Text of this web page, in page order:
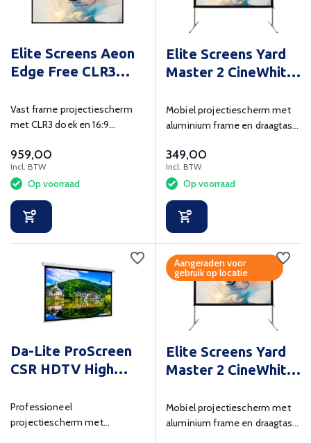
Elite Screens Aeon
Edge Free CLR3
Vast frame projectiescherm
met CLR3 doek en 16:9
959,00
Incl. BTW
Op voorraad
Elite Screens Yard
Master 2 CineWhite
Mobiel projectiescherm met
aluminium frame en draagtas,
349,00
Incl. BTW
Op voorraad
Da-Lite ProScreen
CSR HDTV High
Professioneel
projectiescherm met
Aangeraden voor
gebruik op locatie
Elite Screens Yard
Master 2 CineWhite
Mobiel projectiescherm met
aluminium frame en draagtas,